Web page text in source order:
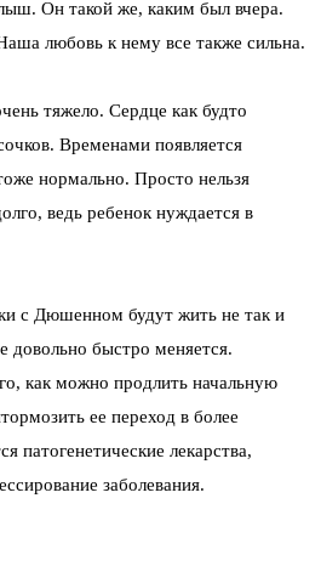
Он такой же, каким был вчера.
любовь к нему все также сильна.
тяжело. Сердце как будто
Временами появляется
нормально. Просто нельзя
ведь ребенок нуждается в
с Дюшенном будут жить не так и
довольно быстро меняется.
как можно продлить начальную
ее переход в более
патогенетические лекарства,
заболевания.